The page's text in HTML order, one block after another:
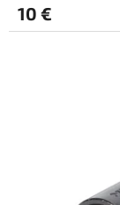
10 €